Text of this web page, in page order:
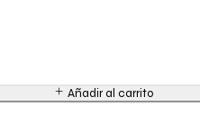
Añadir al carrito